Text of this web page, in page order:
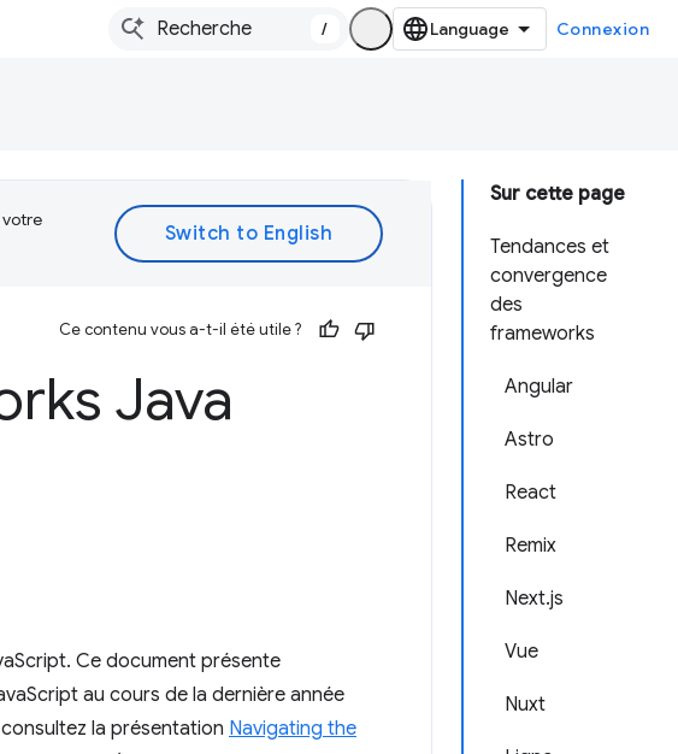
/ Connexion
Sur cette page
Tendances et
convergence
des
frameworks
Angular
Astro
React
Remix
Next.js
Vue
Nuxt
Ce contenu vous a-t-il été utile ?
Java
Ce document présente
au cours de la dernière année
la présentation Navigating the